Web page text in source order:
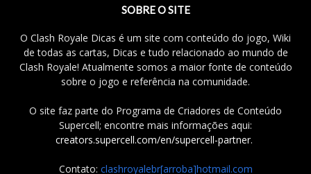
SOBRE O SITE
O Clash Royale Dicas é um site com conteúdo do jogo, Wiki
de todas as cartas, Dicas e tudo relacionado ao mundo de
Clash Royale! Atualmente somos a maior fonte de conteúdo
sobre o jogo e referência na comunidade.
O site faz parte do Programa de Criadores de Conteúdo
Supercell; encontre mais informações aqui:
creators.supercell.com/en/supercell-partner.
Contato: clashroyalebr[arroba]hotmail.com